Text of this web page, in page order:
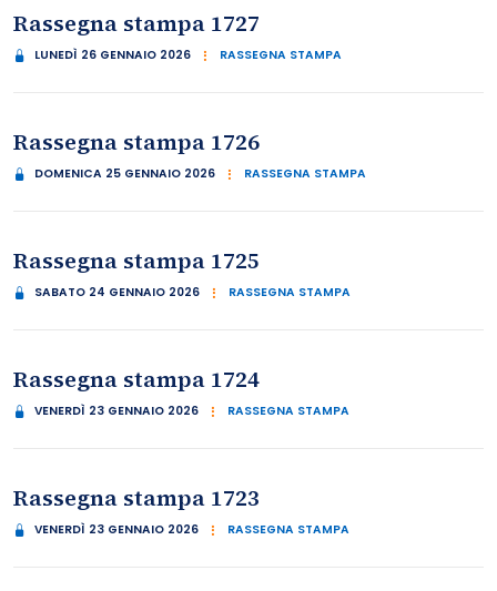
Rassegna stampa 1727
LUNEDÌ 26 GENNAIO 2026 RASSEGNA STAMPA
Rassegna stampa 1726
DOMENICA 25 GENNAIO 2026 RASSEGNA STAMPA
Rassegna stampa 1725
SABATO 24 GENNAIO 2026 RASSEGNA STAMPA
Rassegna stampa 1724
VENERDÌ 23 GENNAIO 2026 RASSEGNA STAMPA
Rassegna stampa 1723
VENERDÌ 23 GENNAIO 2026 RASSEGNA STAMPA